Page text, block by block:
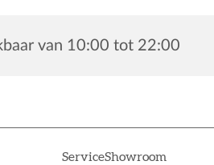
van 10:00 tot 22:00
Showroom
Service